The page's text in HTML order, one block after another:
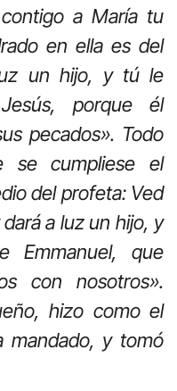
a María tu
en ella es del
un hijo, y tú le
porque él
pecados». Todo
se cumpliese el
del profeta: Ved
a luz un hijo, y
Emmanuel, que
con nosotros».
hizo como el
mandado, y tomó